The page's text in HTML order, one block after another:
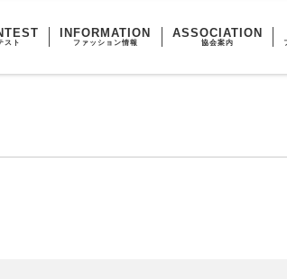
スト
INFORMATION
ファッション情報
ASSOCIATION
協会案内